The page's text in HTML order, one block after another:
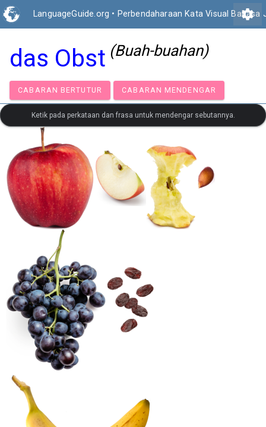
LanguageGuide.org • Perbendaharaan Kata Visual Bahasa
settings
das Obst (Buah-buahan)
CABARAN BERTUTUR CABARAN MENDENGAR
Ketik pada perkataan dan frasa untuk mendengar sebutannya.